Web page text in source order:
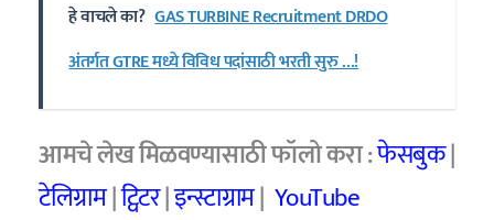
हे वाचले का? GAS TURBINE Recruitment DRDO
अंतर्गत GTRE मध्ये विविध पदांसाठी भरती सुरु …!
आमचे लेख मिळवण्यासाठी फॉलो करा :फेसबुक|
टेलिग्राम|ट्विटर|इन्स्टाग्राम| YouTube